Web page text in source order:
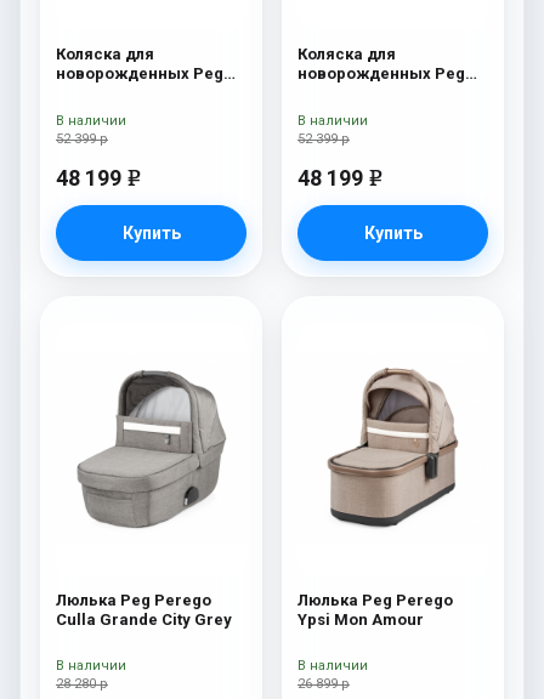
Коляска для
новорожденных Peg
Pop-Up) Onyx
52 399 р
48 199 e
Купить
В наличии
Коляска для
новорожденных Peg
Pop-Up) Fleur
52 399 р
48 199 e
Купить
В наличии
Люлька Peg Perego
Culla Grande City Grey
28 280 р
В наличии
Люлька Peg Perego
Ypsi Mon Amour
26 899 р
В наличии